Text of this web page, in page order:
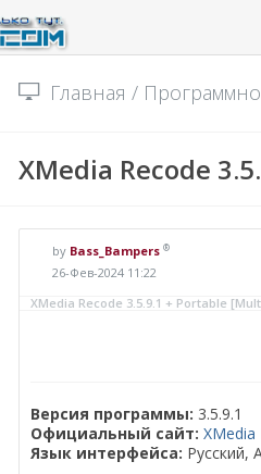
Главная /
XMedia Recode
by Bass_Bampers ®
26-Фев-2024 11:22
XMedia Recode 3.5.9.1 + Portable
Версия программы: 3.5.9.1
Официальный сайт: XMedia
Язык интерфейса: Русский,